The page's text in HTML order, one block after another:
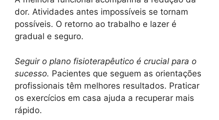
dor. Atividades antes impossíveis se tornam
possíveis. O retorno ao trabalho e lazer é
gradual e seguro.
Seguir o plano fisioterapêutico é crucial para o
sucesso. Pacientes que seguem as orientações
profissionais têm melhores resultados. Praticar
os exercícios em casa ajuda a recuperar mais
rápido.